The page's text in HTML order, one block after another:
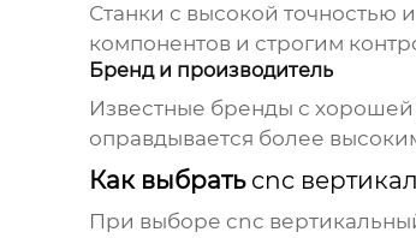
Станки с высокой точностью
компонентов и строгим
Бренд и производитель
Известные бренды с хорошей
оправдывается более
Как выбрать cnc
При выборе cnc